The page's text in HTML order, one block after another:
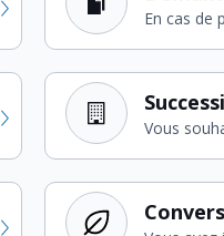
En cas de
Vous